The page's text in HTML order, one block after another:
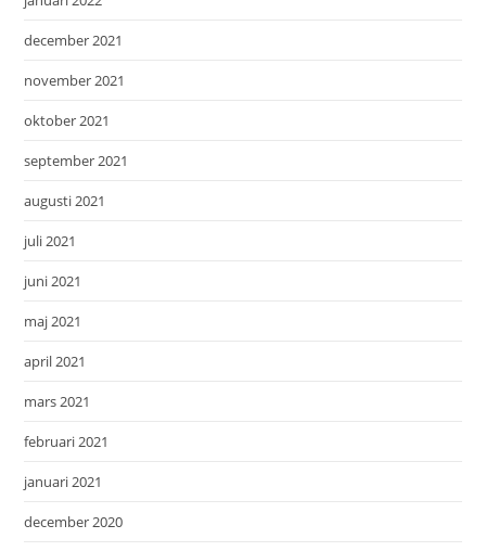
december 2021
november 2021
oktober 2021
september 2021
augusti 2021
juli 2021
juni 2021
maj 2021
april 2021
mars 2021
februari 2021
januari 2021
december 2020